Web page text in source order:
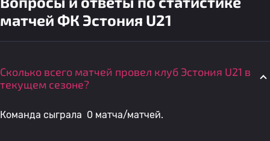
матчей ФК Эстония U21
Сколько всего матчей провел клуб Эстония U21 в
текущем сезоне?
Команда сыграла 0 матча/матчей.